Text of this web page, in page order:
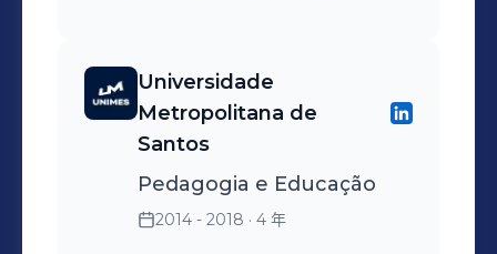
Universidade
Metropolitana de
Santos
Pedagogia e Educação
2014 - 2018 · 4 年